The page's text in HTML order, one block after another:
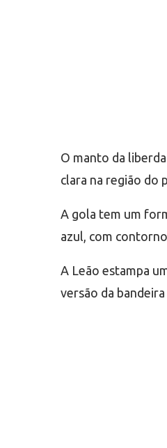
O manto da
clara na região do
A gola tem um
azul, com
A Leão estampa
versão da